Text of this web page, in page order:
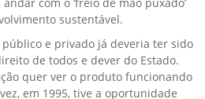
com o ‘freio de mão puxado’
sustentável.
e privado já deveria ter sido
de todos e dever do Estado.
quer ver o produto funcionando
em 1995, tive a oportunidade